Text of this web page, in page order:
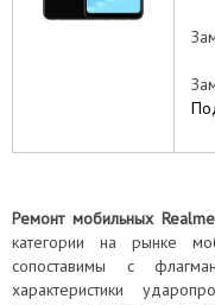
Ремонт мобильных
категории на рынке
сопоставимы с
характеристики